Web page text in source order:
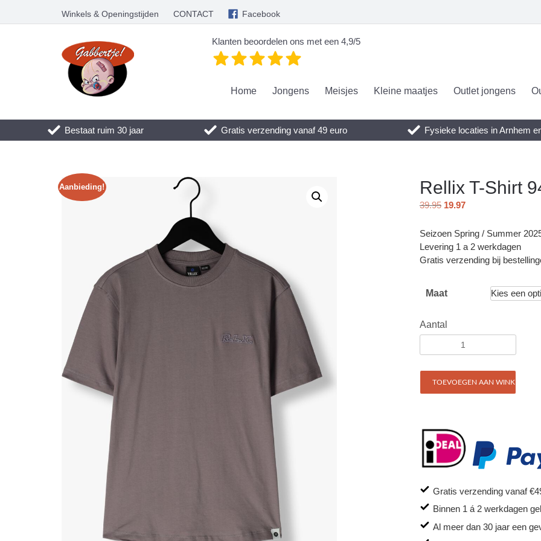
Winkels & Openingstijden CONTACT Facebook
Klanten beoordelen ons met een 4,9/5
Home Jongens Meisjes Kleine maatjes Outlet jongens
Bestaat ruim 30 jaar Gratis verzending vanaf 49 euro Fysieke locaties in Arnhem
Aanbieding! Rellix T-Shirt
39.95 19.97
Seizoen Spring / Summer
Levering 1 a 2 werkdagen
Gratis verzending bij
Maat
Aantal
TOEVOEGEN AAN
Gratis verzending vanaf
Binnen 1 á 2 werkdagen
Al meer dan 30 jaar een